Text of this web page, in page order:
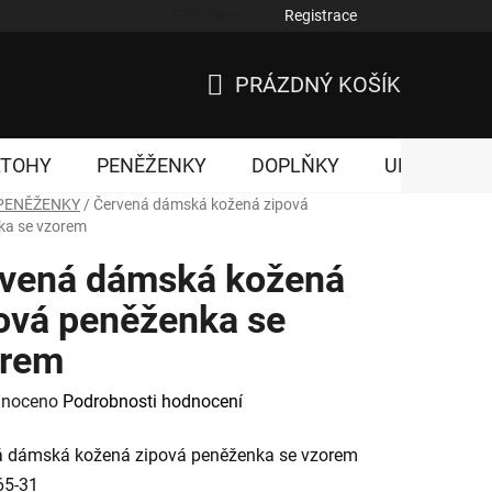
Registrace
KOŠÍK
PRÁZDNÝ KOŠÍK
PENĚŽENKY DOPLŇKY UNISEX
/ Červená dámská kožená zipová
se vzorem
dámská kožená
peněženka se
Podrobnosti hodnocení
dámská kožená zipová peněženka se vzorem
31